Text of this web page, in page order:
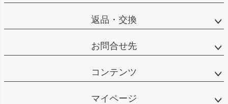
返品・交換
お問合せ先
コンテンツ
マイページ